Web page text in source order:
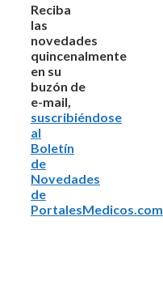
Reciba
las
novedades
quincenalmente
en su
buzón de
e-mail,
suscribiéndose
al
Boletín
de
Novedades
de
PortalesMedicos.com